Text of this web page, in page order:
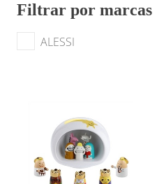
Filtrar por marcas
ALESSI